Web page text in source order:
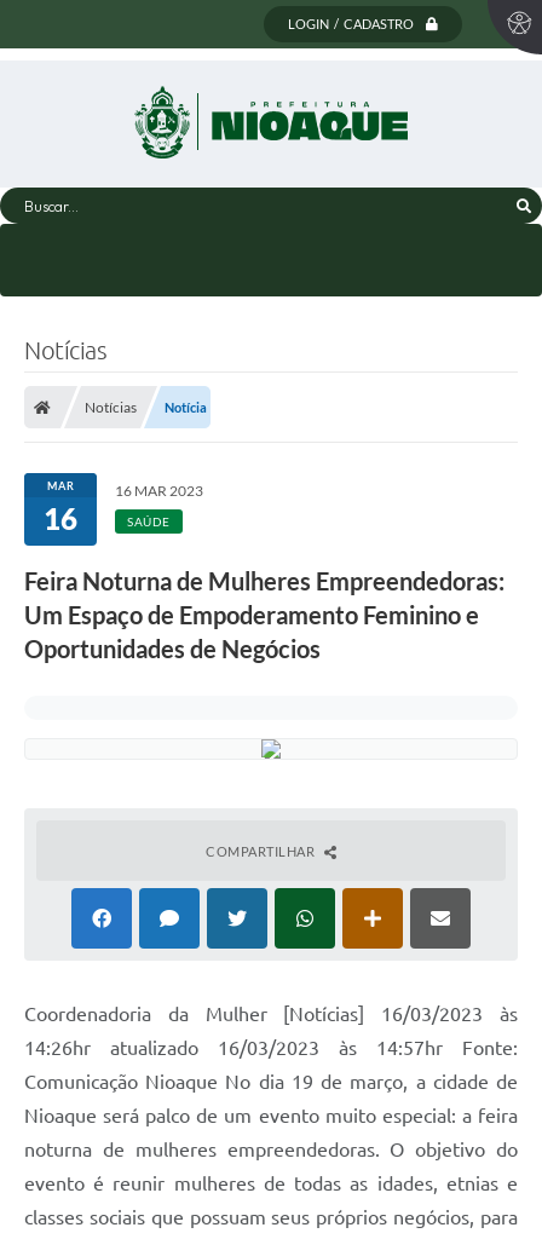
LOGIN / CADASTRO
Buscar...
Notícias
Notícias Notícia
MAR
16
16 MAR 2023
SAÚDE
Feira Noturna de Mulheres Empreendedoras:
Um Espaço de Empoderamento Feminino e
Oportunidades de Negócios
COMPARTILHAR
Coordenadoria da Mulher [Notícias] 16/03/2023 às
14:26hr atualizado 16/03/2023 às 14:57hr Fonte:
Comunicação Nioaque No dia 19 de março, a cidade de
Nioaque será palco de um evento muito especial: a feira
noturna de mulheres empreendedoras. O objetivo do
evento é reunir mulheres de todas as idades, etnias e
classes sociais que possuam seus próprios negócios, para